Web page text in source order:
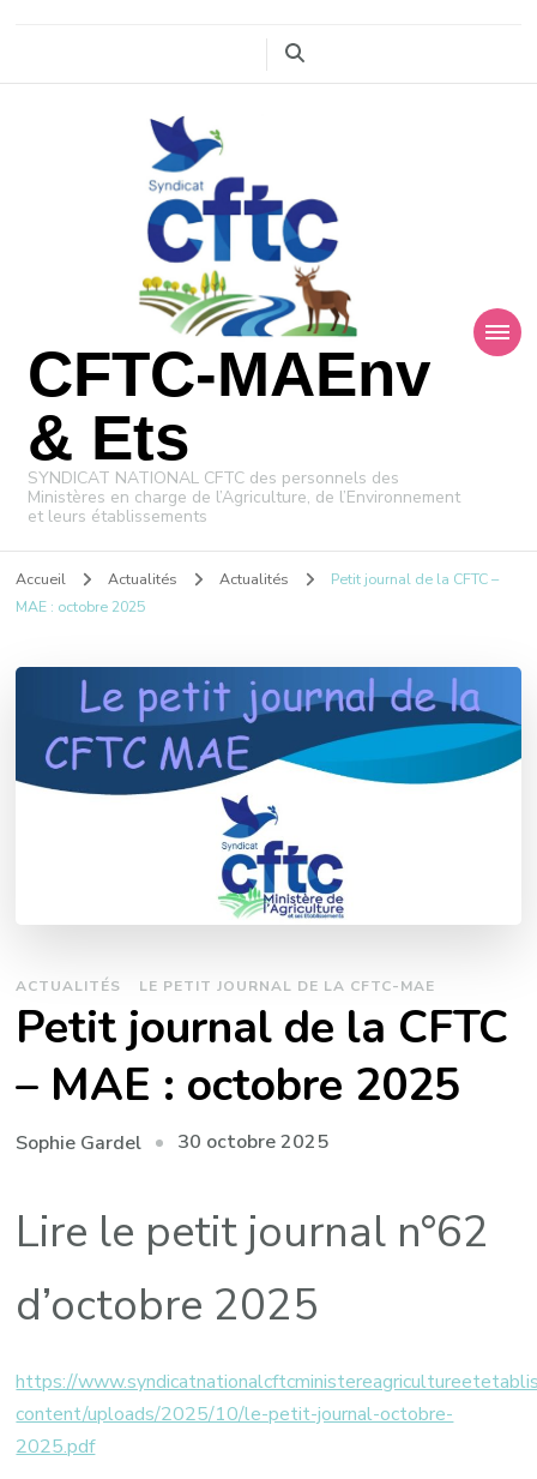
CFTC-MAEnv
& Ets
SYNDICAT NATIONAL CFTC des personnels des
Ministères en charge de l’Agriculture, de l’Environnement
et leurs établissements
Accueil Actualités Actualités
Petit journal de la CFTC –
MAE : octobre 2025
ACTUALITÉS LE PETIT JOURNAL DE LA CFTC-MAE
Petit journal de la CFTC
– MAE : octobre 2025
Sophie Gardel 30 octobre 2025
Lire le petit journal n°62
d’octobre 2025
https://
content/uploads/2025/10/le-petit-journal-octobre-
2025.pdf